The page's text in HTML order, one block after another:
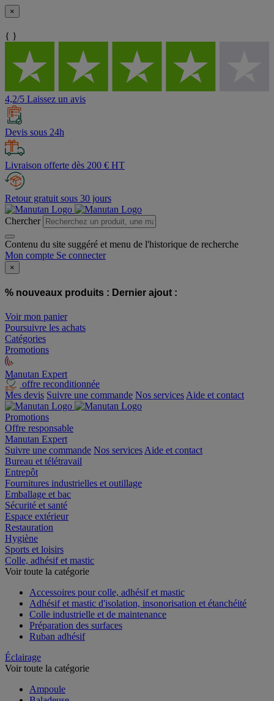
×
{ }
4,2/5 Laissez un avis
Devis sous 24h
Livraison offerte dès 200 € HT
Retour gratuit sous 30 jours
Chercher
Contenu du site suggéré et menu de l'historique de recherche
Mon compte Se connecter
×
% nouveaux produits : Dernier ajout :
Voir mon panier
Poursuivre les achats
Catégories
Promotions
Manutan Expert
offre reconditionnée
Mes devis Suivre une commande Nos services Aide et contact
Promotions
Offre responsable
Manutan Expert
Suivre une commande Nos services Aide et contact
Bureau et télétravail
Entrepôt
Fournitures industrielles et outillage
Emballage et bac
Sécurité et santé
Espace extérieur
Restauration
Hygiène
Sports et loisirs
Colle, adhésif et mastic
Voir toute la catégorie
Accessoires pour colle, adhésif et mastic
Adhésif et mastic d'isolation, insonorisation et étanchéité
Colle industrielle et de maintenance
Préparation des surfaces
Ruban adhésif
Éclairage
Voir toute la catégorie
Ampoule